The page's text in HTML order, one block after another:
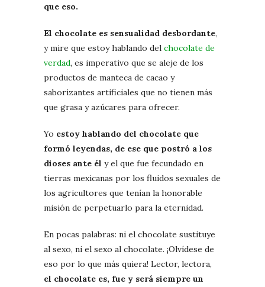
que eso.
El chocolate es sensualidad desbordante,
y mire que estoy hablando del chocolate de
verdad, es imperativo que se aleje de los
productos de manteca de cacao y
saborizantes artificiales que no tienen más
que grasa y azúcares para ofrecer.
Yo estoy hablando del chocolate que
formó leyendas, de ese que postró a los
dioses ante él y el que fue fecundado en
tierras mexicanas por los fluidos sexuales de
los agricultores que tenían la honorable
misión de perpetuarlo para la eternidad.
En pocas palabras: ni el chocolate sustituye
al sexo, ni el sexo al chocolate. ¡Olvídese de
eso por lo que más quiera! Lector, lectora,
el chocolate es, fue y será siempre un